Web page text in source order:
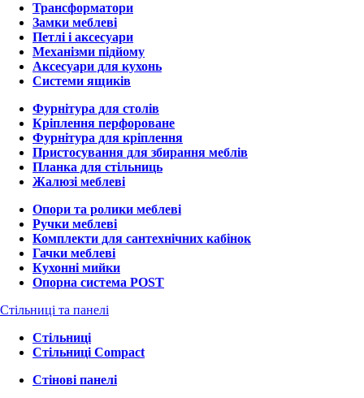
Трансформатори
Замки меблеві
Петлі і аксесуари
Механізми підйому
Аксесуари для кухонь
Системи ящиків
Фурнітура для столів
Кріплення перфороване
Фурнітура для кріплення
Пристосування для збирання меблів
Планка для стільниць
Жалюзі меблеві
Опори та ролики меблеві
Ручки меблеві
Комплекти для сантехнічних кабінок
Гачки меблеві
Кухонні мийки
Опорна система POST
Стільниці та панелі
Стільниці
Стільниці Compact
Стінові панелі